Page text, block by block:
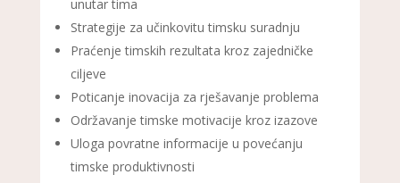
unutar tima
Strategije za učinkovitu timsku suradnju
Praćenje timskih rezultata kroz zajedničke
ciljeve
Poticanje inovacija za rješavanje problema
Održavanje timske motivacije kroz izazove
Uloga povratne informacije u povećanju
timske produktivnosti